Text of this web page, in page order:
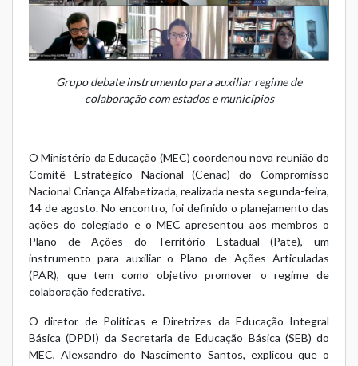
Grupo debate instrumento para auxiliar regime de
colaboração com estados e municípios
O Ministério da Educação (MEC) coordenou nova reunião do
Comitê Estratégico Nacional (Cenac) do Compromisso
Nacional Criança Alfabetizada, realizada nesta segunda-feira,
14 de agosto. No encontro, foi definido o planejamento das
ações do colegiado e o MEC apresentou aos membros o
Plano de Ações do Território Estadual (Pate), um
instrumento para auxiliar o Plano de Ações Articuladas
(PAR), que tem como objetivo promover o regime de
colaboração federativa.
O diretor de Políticas e Diretrizes da Educação Integral
Básica (DPDI) da Secretaria de Educação Básica (SEB) do
MEC, Alexsandro do Nascimento Santos, explicou que o